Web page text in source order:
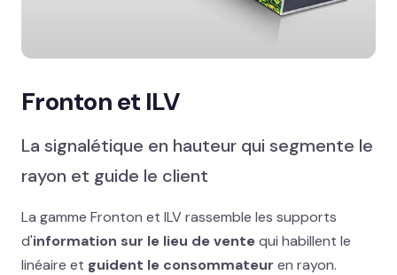
Solutions métiers
Réalisations
Blog
Fronton et ILV
La signalétique en hauteur qui segmente le
rayon et guide le client
La gamme Fronton et ILV rassemble les supports
d'information sur le lieu de ventequi habillent le
linéaire et guident le consommateur en rayon.